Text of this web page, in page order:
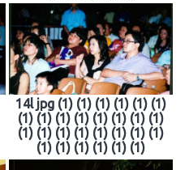
14l jpg (1) (1) (1) (1) (1) (1)
(1) (1) (1) (1) (1) (1) (1) (1)
(1) (1) (1) (1) (1) (1) (1) (1)
(1) (1) (1) (1) (1) (1)